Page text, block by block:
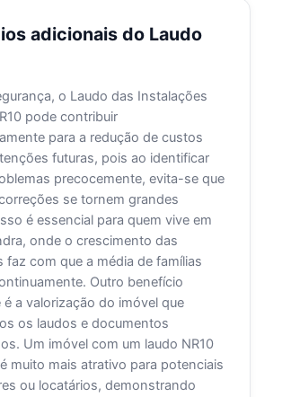
adicionais do Laudo
o Laudo das Instalações
pode contribuir
para a redução de custos
futuras, pois ao identificar
precocemente, evita-se que
se tornem grandes
é essencial para quem vive em
onde o crescimento das
faz com que a média de famílias
Outro benefício
a valorização do imóvel que
os laudos e documentos
Um imóvel com um laudo NR10
muito mais atrativo para potenciais
ou locatários, demonstrando